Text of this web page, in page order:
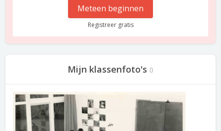
Meteen beginnen
Registreer gratis
Mijn klassenfoto's 0